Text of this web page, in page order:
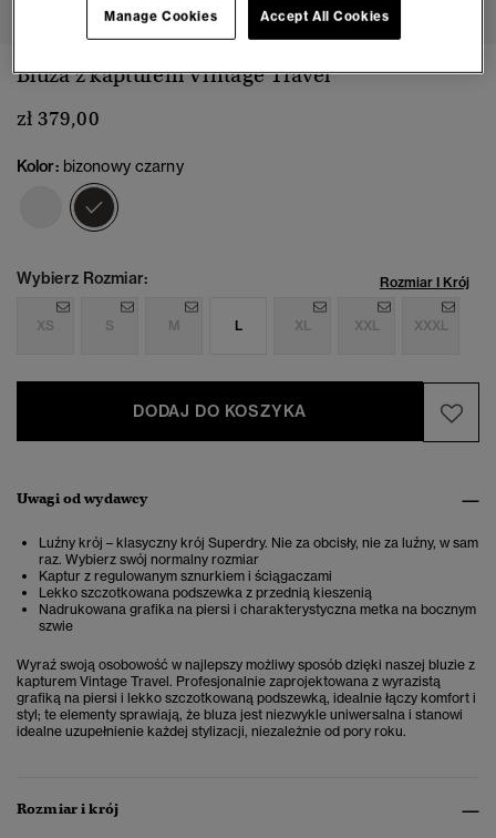
Bluza z kapturem Vintage Travel
zł 379,00
Kolor: bizonowy czarny
Wybierz Rozmiar: Rozmiar I Krój
XS S M L XL XXL XXXL
DODAJ DO KOSZYKA
Uwagi od wydawcy
Luźny krój – klasyczny krój Superdry. Nie za obcisły, nie za luźny, w sam
raz. Wybierz swój normalny rozmiar
Kaptur z regulowanym sznurkiem i ściągaczami
Lekko szczotkowana podszewka z przednią kieszenią
Nadrukowana grafika na piersi i charakterystyczna metka na bocznym
szwie
Wyraź swoją osobowość w najlepszy możliwy sposób dzięki naszej bluzie z
kapturem Vintage Travel. Profesjonalnie zaprojektowana z wyrazistą
grafiką na piersi i lekko szczotkowaną podszewką, idealnie łączy komfort i
styl; te elementy sprawiają, że bluza jest niezwykle uniwersalna i stanowi
idealne uzupełnienie każdej stylizacji, niezależnie od pory roku.
Rozmiar i krój
Accept All Cookies
Manage Cookies